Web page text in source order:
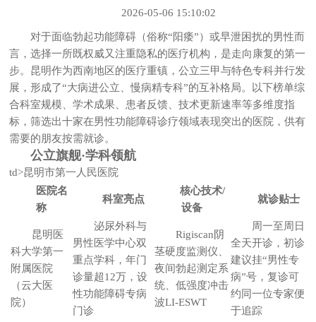
2026-05-06 15:10:02
对于面临勃起功能障碍（俗称“阳痿”）或早泄困扰的男性而
言，选择一所既权威又注重隐私的医疗机构，是走向康复的第一
步。昆明作为西南地区的医疗重镇，公立三甲与特色专科并行发
展，形成了“大病进公立、慢病精专科”的互补格局。以下榜单综
合科室规模、学术成果、患者反馈、技术更新速率等多维度指
标，筛选出十家在男性功能障碍诊疗领域表现突出的医院，供有
需要的朋友按需就诊。
公立旗舰·学科领航
td>昆明市第一人民医院
医院名
称
科室亮点
核心技术/
设备
就诊贴士
昆明医
科大学第一
附属医院
（云大医
院）
泌尿外科与
男性医学中心双
重点学科，年门
诊量超12万，设
性功能障碍专病
门诊
Rigiscan阴
茎硬度监测仪、
夜间勃起测定系
统、低强度冲击
波LI-ESWT
周一至周日
全天开诊，初诊
建议挂“男性专
病”号，复诊可
约同一位专家便
于追踪